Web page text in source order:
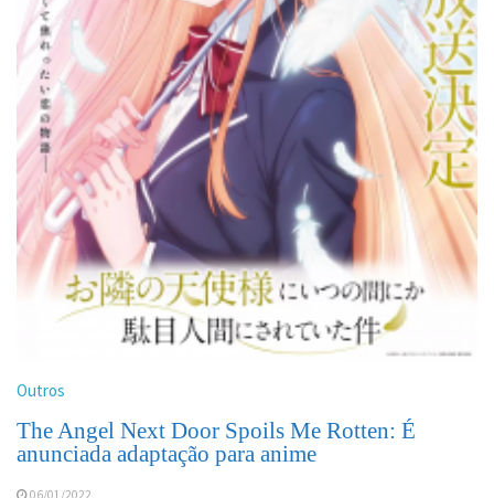
Outros
The Angel Next Door Spoils Me Rotten: É
anunciada adaptação para anime
06/01/2022